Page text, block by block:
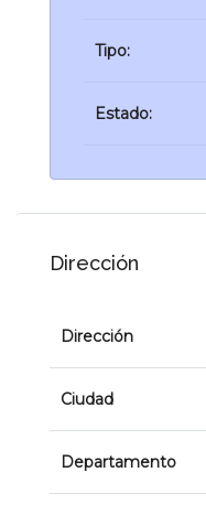
Tipo:
Estado:
Dirección
Dirección
Ciudad
Departamento